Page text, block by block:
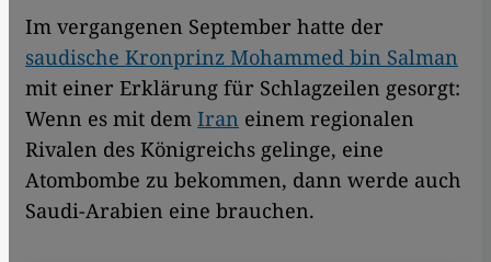
Im vergangenen September hatte der
saudische Kronprinz Mohammed bin Salman
mit einer Erklärung für Schlagzeilen gesorgt:
Wenn es mit dem Iran einem regionalen
Rivalen des Königreichs gelinge, eine
Atombombe zu bekommen, dann werde auch
Saudi-Arabien eine brauchen.